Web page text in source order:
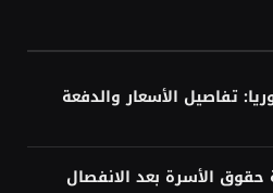
تفاصيل الأسعار والدفعة
حقوق الأسرة بعد الانفصال